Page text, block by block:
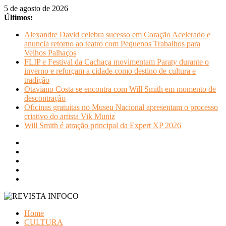
Pular
para
conteúdo
5 de agosto de 2026
Últimos:
Alexandre David celebra sucesso em Coração Acelerado e
anuncia retorno ao teatro com Pequenos Trabalhos para
Velhos Palhaços
FLIP e Festival da Cachaça movimentam Paraty durante o
inverno e reforçam a cidade como destino de cultura e
tradição
Otaviano Costa se encontra com Will Smith em momento de
descontração
Oficinas gratuitas no Museu Nacional apresentam o processo
criativo do artista Vik Muniz
Will Smith é atração principal da Expert XP 2026
INFOCO
Home
CULTURA